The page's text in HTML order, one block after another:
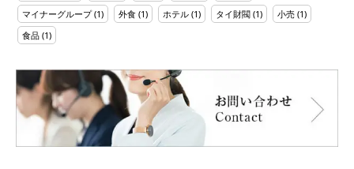
マイナーグループ(1) 外食 (1) ホテル (1) タイ財閥 (1) 小売 (1)
食品 (1)